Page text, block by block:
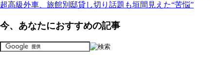
超高級外車、旅館別邸貸し切り話題も垣間見えた“苦悩”
今、あなたにおすすめの記事